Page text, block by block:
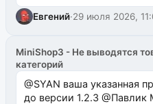
Евгений·29 июля 2026,
MiniShop3 - Не выводятся
категорий
@SYAN ваша указанная
до версии 1.2.3